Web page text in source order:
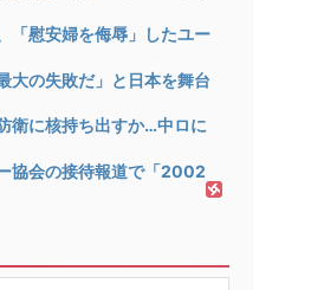
「慰安婦を侮辱」したユー
大の失敗だ」と日本を舞台
衛に核持ち出すか…中ロに
協会の接待報道で「2002